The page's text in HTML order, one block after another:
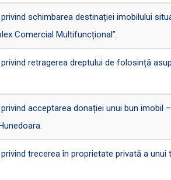
privind schimbarea destinației imobilului
Comercial Multifuncțional”.
privind retragerea dreptului de folosință
privind acceptarea donației unui bun
privind trecerea în proprietate privată a